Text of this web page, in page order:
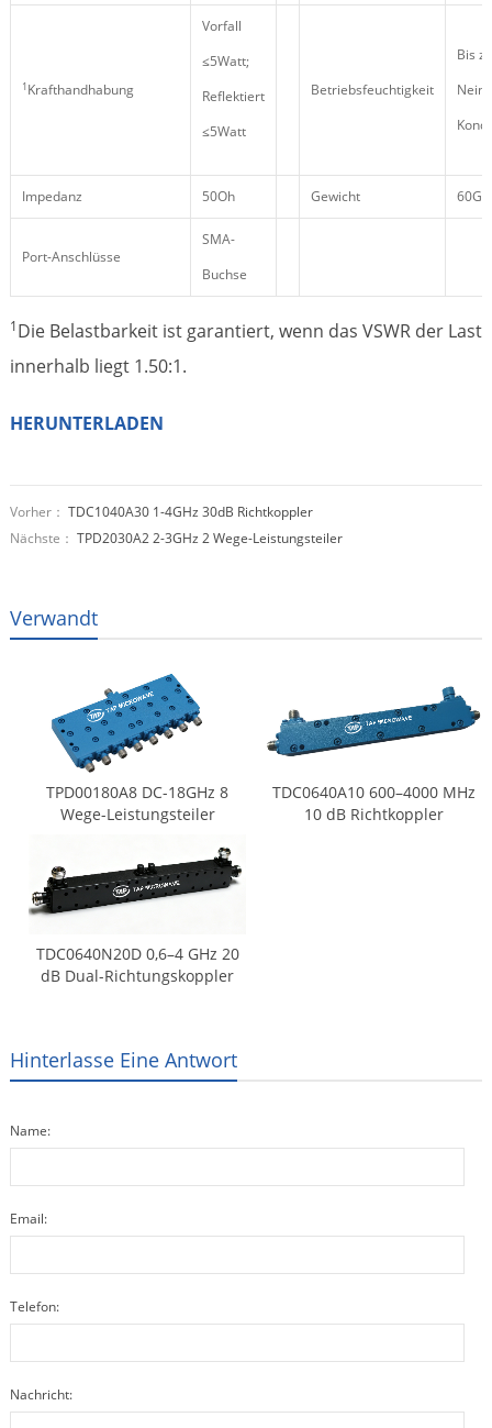
1 Krafthandhabung
Vorfall
≤5Watt;
Reflektiert
≤5Watt
Betriebsfeuchtigkeit
Bis
Nein-
Impedanz 50Oh Gewicht 60G
Port-Anschlüsse
SMA-
Buchse
1Die Belastbarkeit ist garantiert, wenn das VSWR der Last
innerhalb liegt 1.50:1.
HERUNTERLADEN
Vorher： TDC1040A30 1-4GHz 30dB Richtkoppler
Nächste： TPD2030A2 2-3GHz 2 Wege-Leistungsteiler
Verwandt
TPD00180A8 DC-18GHz 8
Wege-Leistungsteiler
TDC0640A10 600–4000 MHz
10 dB Richtkoppler
TDC0640N20D 0,6–4 GHz 20
dB Dual-Richtungskoppler
Hinterlasse Eine Antwort
Name:
Email:
Telefon:
Nachricht: